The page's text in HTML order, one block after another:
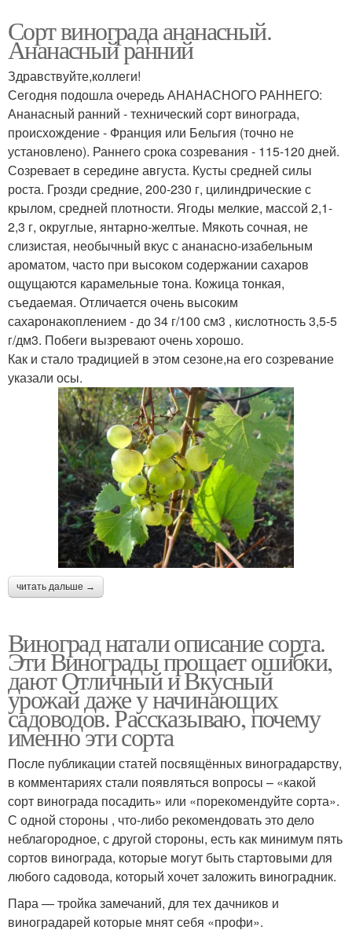
Сорт винограда ананасный.
Ананасный ранний
Здравствуйте,коллеги!
Сегодня подошла очередь АНАНАСНОГО РАННЕГО:
Ананасный ранний - технический сорт винограда,
происхождение - Франция или Бельгия (точно не
установлено). Раннего срока созревания - 115-120 дней.
Созревает в середине августа. Кусты средней силы
роста. Грозди средние, 200-230 г, цилиндрические с
крылом, средней плотности. Ягоды мелкие, массой 2,1-
2,3 г, округлые, янтарно-желтые. Мякоть сочная, не
слизистая, необычный вкус с ананасно-изабельным
ароматом, часто при высоком содержании сахаров
ощущаются карамельные тона. Кожица тонкая,
съедаемая. Отличается очень высоким
сахаронакоплением - до 34 г/100 см3 , кислотность 3,5-5
г/дм3. Побеги вызревают очень хорошо.
Как и стало традицией в этом сезоне,на его созревание
указали осы.
читать дальше →
Виноград натали описание сорта.
Эти Винограды прощает ошибки,
дают Отличный и Вкусный
урожай даже у начинающих
садоводов. Рассказываю, почему
именно эти сорта
После публикации статей посвящённых виноградарству,
в комментариях стали появляться вопросы – «какой
сорт винограда посадить» или «порекомендуйте сорта».
С одной стороны , что-либо рекомендовать это дело
неблагородное, с другой стороны, есть как минимум пять
сортов винограда, которые могут быть стартовыми для
любого садовода, который хочет заложить виноградник.
Пара — тройка замечаний, для тех дачников и
виноградарей которые мнят себя «профи».